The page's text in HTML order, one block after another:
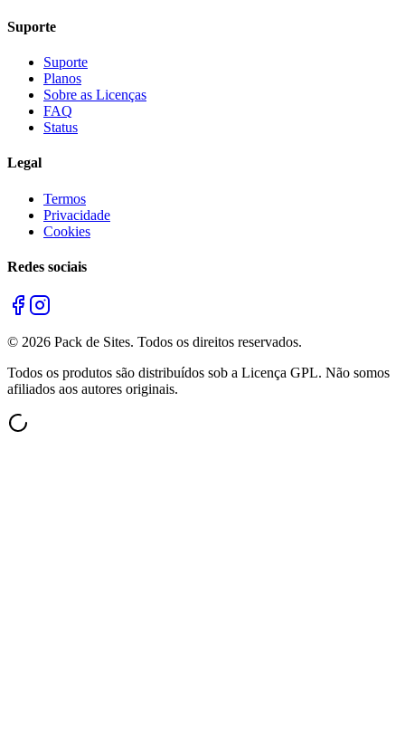
Suporte
Suporte
Planos
Sobre as Licenças
FAQ
Status
Legal
Termos
Privacidade
Cookies
Redes sociais
© 2026 Pack de Sites. Todos os direitos reservados.
Todos os produtos são distribuídos sob a Licença GPL. Não somos
afiliados aos autores originais.